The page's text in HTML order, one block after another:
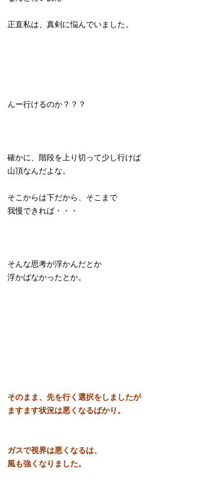
正直私は、真剣に悩んでいました。
んー行けるのか？？？
確かに、階段を上り切って少し行けば
山頂なんだよな。
そこからは下だから、そこまで
我慢できれば・・・
そんな思考が浮かんだとか
浮かばなかったとか。
そのまま、先を行く選択をしましたが
ますます状況は悪くなるばかり。
ガスで視界は悪くなるは、
風も強くなりました。